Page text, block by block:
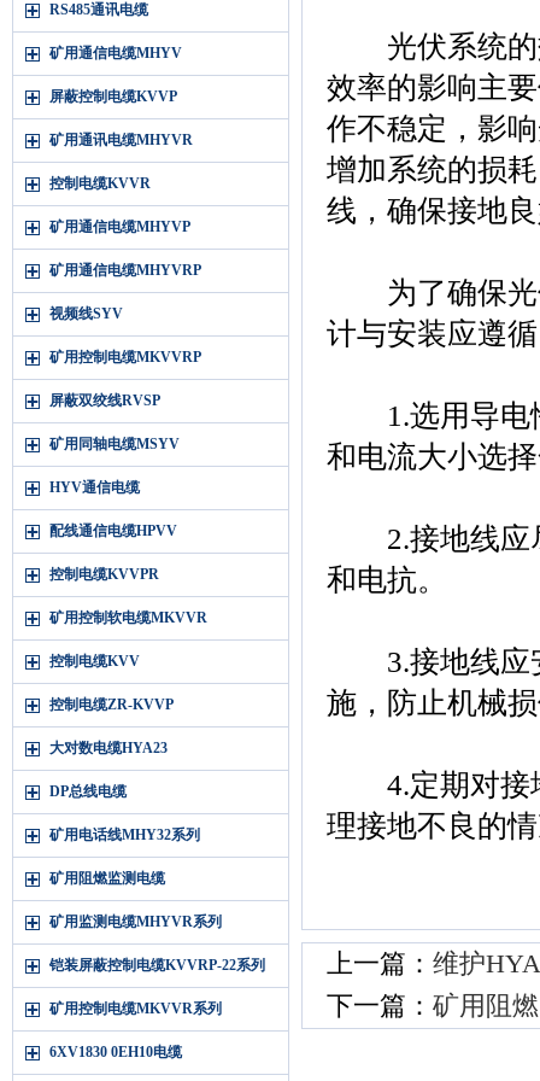
RS485通讯电缆
矿用通信电缆MHYV
屏蔽控制电缆KVVP
矿用通讯电缆MHYVR
控制电缆KVVR
矿用通信电缆MHYVP
矿用通信电缆MHYVRP
视频线SYV
矿用控制电缆MKVVRP
屏蔽双绞线RVSP
矿用同轴电缆MSYV
HYV通信电缆
配线通信电缆HPVV
控制电缆KVVPR
矿用控制软电缆MKVVR
控制电缆KVV
控制电缆ZR-KVVP
大对数电缆HYA23
DP总线电缆
矿用电话线MHY32系列
矿用阻燃监测电缆
矿用监测电缆MHYVR系列
铠装屏蔽控制电缆KVVRP-22系列
矿用控制电缆MKVVR系列
6XV1830 0EH10电缆
光伏系统的
效率的影响主
作不稳定，影
增加系统的损
线，确保接地
为了确保光
计与安装应遵
1.选用导电性
和电流大小选
2.接地线应尽
和电抗。
3.接地线应安
施，防止机械
4.定期对接地
理接地不良的
上一篇： 维护
下一篇： 矿用阻